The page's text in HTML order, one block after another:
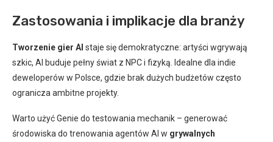
Zastosowania i implikacje dla branży
Tworzenie gier AI staje się demokratyczne: artyści wgrywają
szkic, AI buduje pełny świat z NPC i fizyką. Idealne dla indie
deweloperów w Polsce, gdzie brak dużych budżetów często
ogranicza ambitne projekty.
Warto użyć Genie do testowania mechanik – generować
środowiska do trenowania agentów AI w grywalnych